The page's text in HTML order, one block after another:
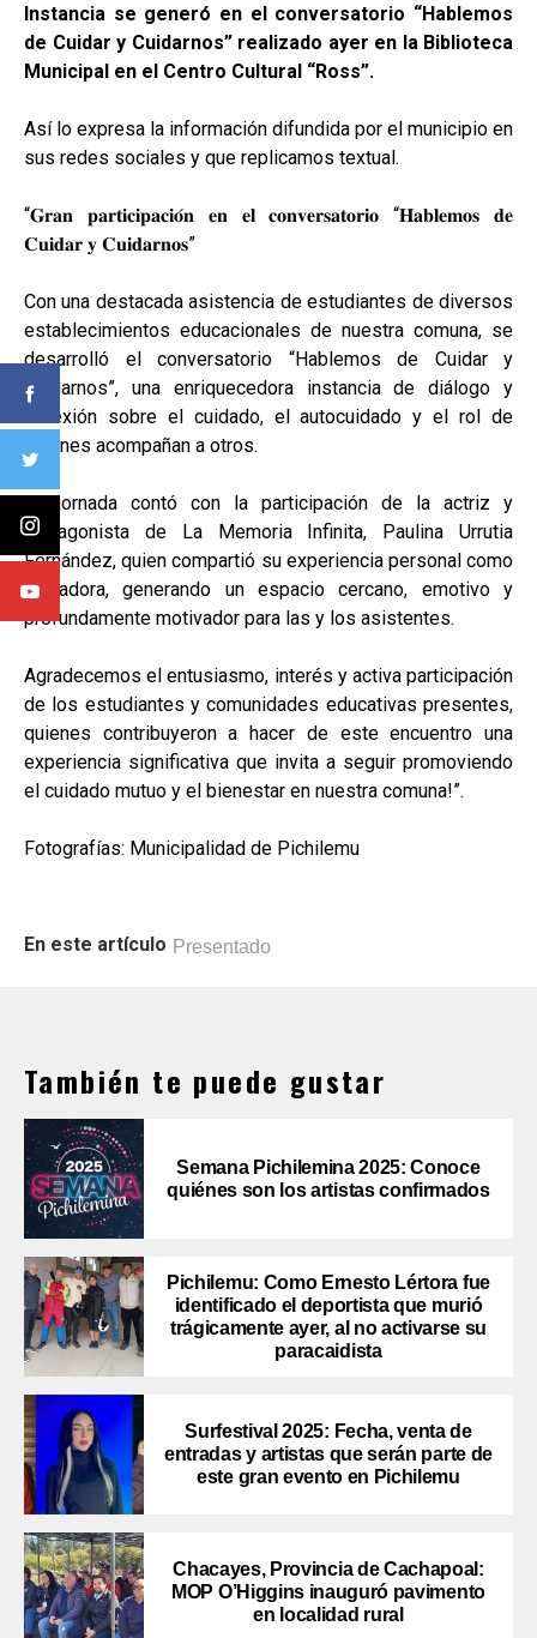
Instancia se generó en el conversatorio “Hablemos
de Cuidar y Cuidarnos” realizado ayer en la Biblioteca
Municipal en el Centro Cultural “Ross”.
Así lo expresa la información difundida por el municipio en
sus redes sociales y que replicamos textual.
“𝐆𝐫𝐚𝐧 𝐩𝐚𝐫𝐭𝐢𝐜𝐢𝐩𝐚𝐜𝐢𝐨́𝐧 𝐞𝐧 𝐞𝐥 𝐜𝐨𝐧𝐯𝐞𝐫𝐬𝐚𝐭𝐨𝐫𝐢𝐨 “𝐇𝐚𝐛𝐥𝐞𝐦𝐨𝐬 𝐝𝐞
𝐂𝐮𝐢𝐝𝐚𝐫 𝐲 𝐂𝐮𝐢𝐝𝐚𝐫𝐧𝐨𝐬”
Con una destacada asistencia de estudiantes de diversos
establecimientos educacionales de nuestra comuna, se
desarrolló el conversatorio “Hablemos de Cuidar y
Cuidarnos”, una enriquecedora instancia de diálogo y
reflexión sobre el cuidado, el autocuidado y el rol de
quienes acompañan a otros.
La jornada contó con la participación de la actriz y
protagonista de La Memoria Infinita, Paulina Urrutia
Fernández, quien compartió su experiencia personal como
cuidadora, generando un espacio cercano, emotivo y
profundamente motivador para las y los asistentes.
Agradecemos el entusiasmo, interés y activa participación
de los estudiantes y comunidades educativas presentes,
quienes contribuyeron a hacer de este encuentro una
experiencia significativa que invita a seguir promoviendo
el cuidado mutuo y el bienestar en nuestra comuna!”.
Fotografías: Municipalidad de Pichilemu
En este artículo Presentado
También te puede gustar
Semana Pichilemina 2025: Conoce
quiénes son los artistas confirmados
Pichilemu: Como Ernesto Lértora fue
identificado el deportista que murió
trágicamente ayer, al no activarse su
paracaidista
Surfestival 2025: Fecha, venta de
entradas y artistas que serán parte de
este gran evento en Pichilemu
Chacayes, Provincia de Cachapoal:
MOP O’Higgins inauguró pavimento
en localidad rural